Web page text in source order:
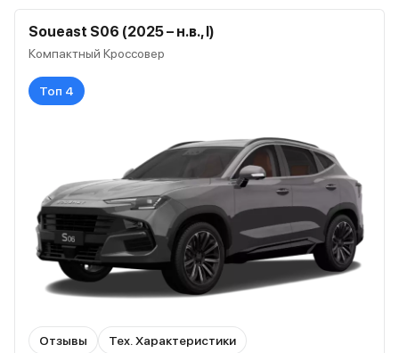
Soueast S06 (2025 – н.в., I)
Компактный Кроссовер
Топ 4
Отзывы Тех. Характеристики